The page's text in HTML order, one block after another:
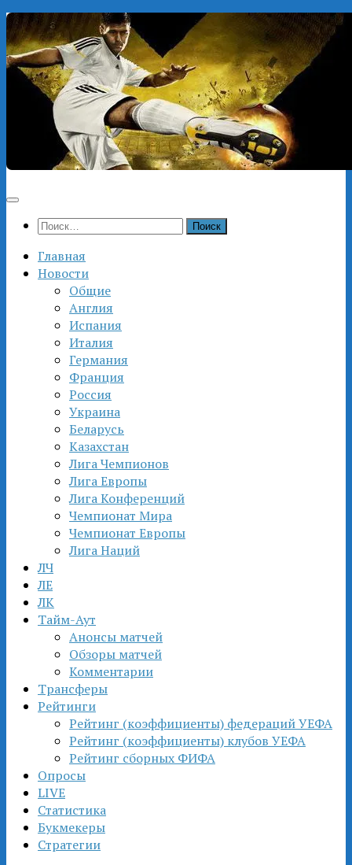
Перейти
к
содержимому
Найти:
Главная
Новости
Общие
Англия
Испания
Италия
Германия
Франция
Россия
Украина
Беларусь
Казахстан
Лига Чемпионов
Лига Европы
Лига Конференций
Чемпионат Мира
Чемпионат Европы
Лига Наций
ЛЧ
ЛЕ
ЛК
Тайм-Аут
Анонсы матчей
Обзоры матчей
Комментарии
Трансферы
Рейтинги
Рейтинг (коэффициенты) федераций УЕФА
Рейтинг (коэффициенты) клубов УЕФА
Рейтинг сборных ФИФА
Опросы
LIVE
Статистика
Букмекеры
Стратегии